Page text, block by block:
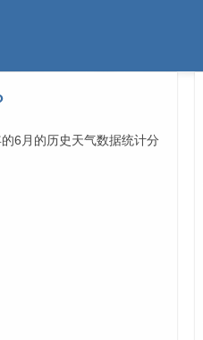
6月的历史天气数据统计分